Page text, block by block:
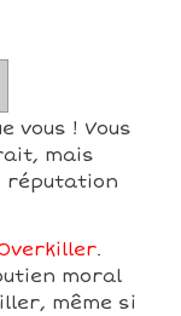
vous ! Vous
mais
réputation
.
moral
même si